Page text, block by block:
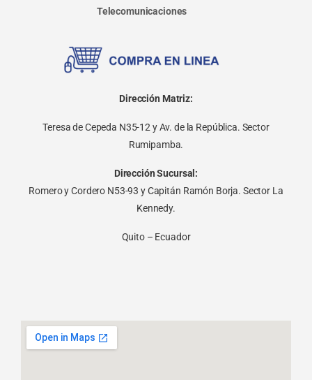
Telecomunicaciones
Dirección Matriz:
Teresa de Cepeda N35-12 y Av. de la República. Sector
Rumipamba.
Dirección Sucursal:
Romero y Cordero N53-93 y Capitán Ramón Borja. Sector La
Kennedy.
Quito – Ecuador